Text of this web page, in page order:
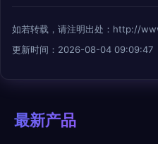
如若转载，请注明出处：http://
更新时间：2026-08-04 09:09:47
最新产品